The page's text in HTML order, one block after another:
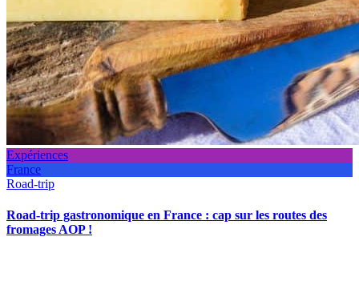
Expériences
France
Road-trip
Road-trip gastronomique en France : cap sur les routes des
fromages AOP !